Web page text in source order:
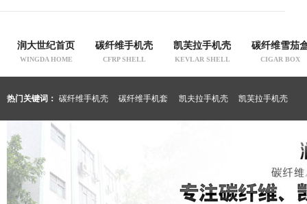
润大世纪首页
WINGDA HOME
碳纤维手机壳
CFRP SHELL
凯芙拉手机壳
KEVLAR SHELL
碳纤维雪茄
CIGAR BOX
热门关键词： 碳纤维手机壳 碳纤维手机套 凯夫拉手机壳 凯芙拉手机壳